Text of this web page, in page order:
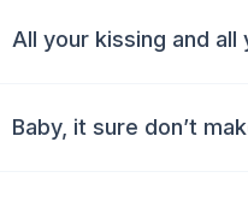
All your kissing and all
Baby, it sure don’t